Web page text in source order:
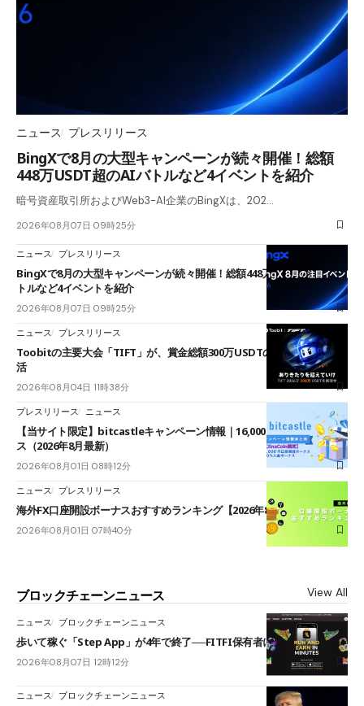
ニュース プレスリリース
BingXで8月の大型キャンペーンが続々開催！総額
448万USDT超のAIバトルなど4イベントを紹介
暗号資産取引所およびWeb3-AI企業のBingXは、202…
2026年08月07日 09時25分
ニュース プレスリリース
BingXで8月の大型キャンペーンが続々開催！総額448万USDT超のAIバ
トルなど4イベントを紹介
2026年08月07日 09時25分
ニュース プレスリリース
Toobitの主要大会「TIFT」が、賞金総額300万USDTのレースとして復
活
2026年08月04日 11時38分
プレスリリース ニュース
【当サイト限定】bitcastleキャンペーン情報｜16,000円口座開設ボーナ
ス（2026年8月最新）
2026年08月01日 08時12分
ニュース プレスリリース
海外FX口座開設ボーナスおすすめランキング【2026年8月最新】
2026年08月01日 07時40分
ブロックチェーンニュース View All
ニュース ブロックチェーンニュース
歩いて稼ぐ「Step App」が4年で終了──FITFI保有者に対応呼びかけ
2026年08月07日 12時12分
ニュース ブロックチェーンニュース